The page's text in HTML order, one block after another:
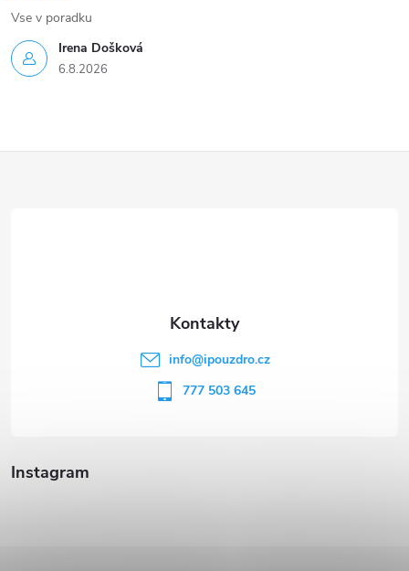
Irena Došková
6.8.2026
Vse v poradku
Instagram
info@ipouzdro.cz
777 503 645